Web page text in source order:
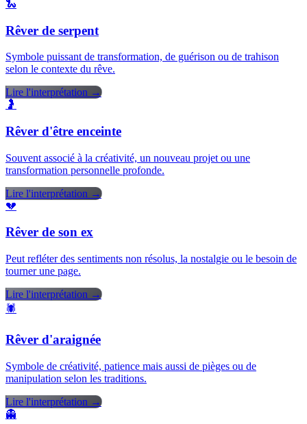
🐍
Rêver de serpent
Symbole puissant de transformation, de guérison ou de trahison
selon le contexte du rêve.
Lire l'interprétation →
🤰
Rêver d'être enceinte
Souvent associé à la créativité, un nouveau projet ou une
transformation personnelle profonde.
Lire l'interprétation →
💔
Rêver de son ex
Peut refléter des sentiments non résolus, la nostalgie ou le besoin de
tourner une page.
Lire l'interprétation →
🕷️
Rêver d'araignée
Symbole de créativité, patience mais aussi de pièges ou de
manipulation selon les traditions.
Lire l'interprétation →
👻